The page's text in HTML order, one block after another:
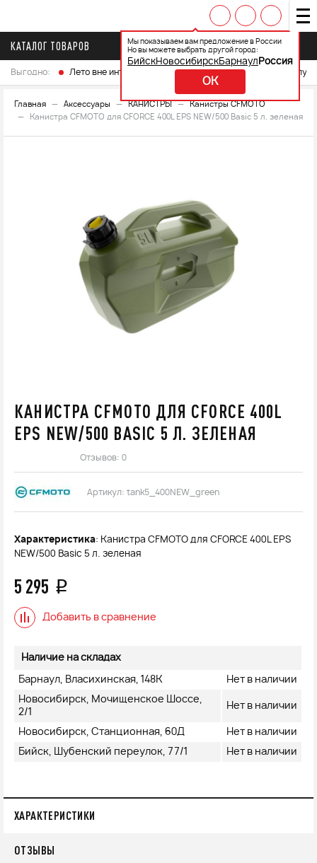
Мы показываем вам предложение в России
Но вы можете выбрать другой город:
БийскНовосибирскБарнаул Россия
OK
КАТАЛОГ ТОВАРОВ
Выгодно: Лето вне интренета Выберите свой мотоцикл и
Главная Аксессуары КАНИСТРЫ
Канистры CFMOTO
Канистра CFMOTO для CFORCE 400L EPS NEW/500 Basic 5 л. зеленая
КАНИСТРА CFMOTO ДЛЯ CFORCE 400L
EPS NEW/500 BASIC 5 Л. ЗЕЛЕНАЯ
Отзывов: 0
Артикул: tank5_400NEW_green
Характеристика: Канистра CFMOTO для CFORCE 400L EPS
NEW/500 Basic 5 л. зеленая
5 295 q
Добавить в сравнение
Наличие на складах
Барнаул, Власихинская, 148К
Нет в наличии
Новосибирск, Мочищенское Шоссе,
2/1
Нет в наличии
Новосибирск, Станционная, 60Д
Нет в наличии
Бийск, Шубенский переулок, 77/1
Нет в наличии
ХАРАКТЕРИСТИКИ
ОТЗЫВЫ